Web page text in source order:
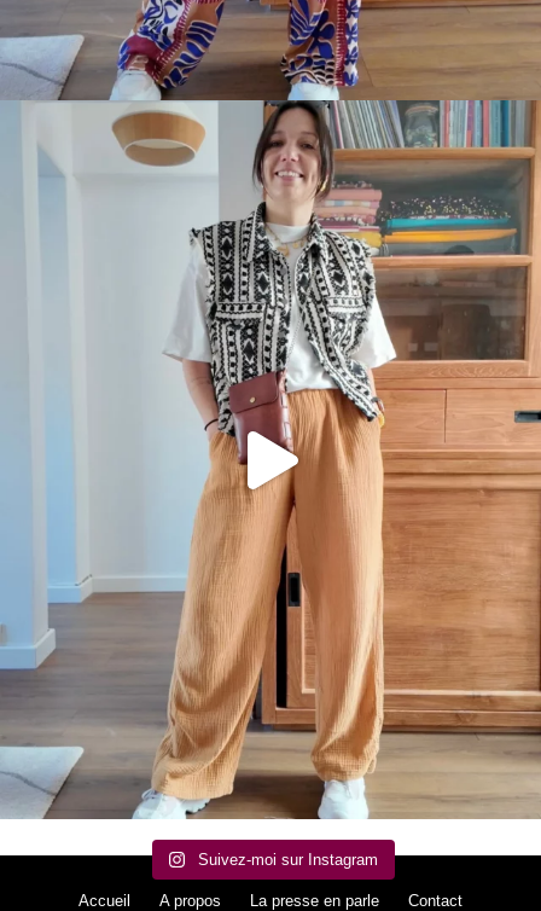
Suivez-moi sur Instagram
Accueil A propos La presse en parle Contact